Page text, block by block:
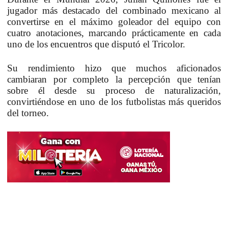
jugador más destacado del combinado mexicano al
convertirse en el máximo goleador del equipo con
cuatro anotaciones, marcando prácticamente en cada
uno de los encuentros que disputó el Tricolor.
Su rendimiento hizo que muchos aficionados
cambiaran por completo la percepción que tenían
sobre él desde su proceso de naturalización,
convirtiéndose en uno de los futbolistas más queridos
del torneo.